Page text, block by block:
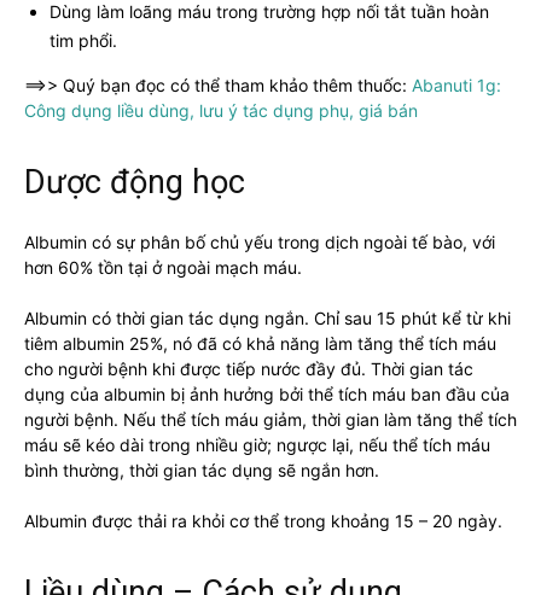
Dùng làm loãng máu trong trường hợp nối tắt tuần hoàn
tim phổi.
==>> Quý bạn đọc có thể tham khảo thêm thuốc: Abanuti 1g:
Công dụng liều dùng, lưu ý tác dụng phụ, giá bán
Dược động học
Albumin có sự phân bố chủ yếu trong dịch ngoài tế bào, với
hơn 60% tồn tại ở ngoài mạch máu.
Albumin có thời gian tác dụng ngắn. Chỉ sau 15 phút kể từ khi
tiêm albumin 25%, nó đã có khả năng làm tăng thể tích máu
cho người bệnh khi được tiếp nước đầy đủ. Thời gian tác
dụng của albumin bị ảnh hưởng bởi thể tích máu ban đầu của
người bệnh. Nếu thể tích máu giảm, thời gian làm tăng thể tích
máu sẽ kéo dài trong nhiều giờ; ngược lại, nếu thể tích máu
bình thường, thời gian tác dụng sẽ ngắn hơn.
Albumin được thải ra khỏi cơ thể trong khoảng 15 – 20 ngày.